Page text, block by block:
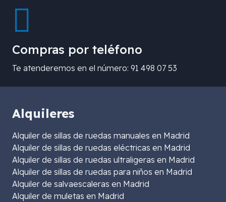
Compras por teléfono
Te atenderemos en el número: 91 498 07 53
Alquileres
Alquiler de sillas de ruedas manuales en Madrid
Alquiler de sillas de ruedas eléctricas en Madrid
Alquiler de sillas de ruedas ultraligeras en Madrid
Alquiler de sillas de ruedas para niños en Madrid
Alquiler de salvaescaleras en Madrid
Alquiler de muletas en Madrid